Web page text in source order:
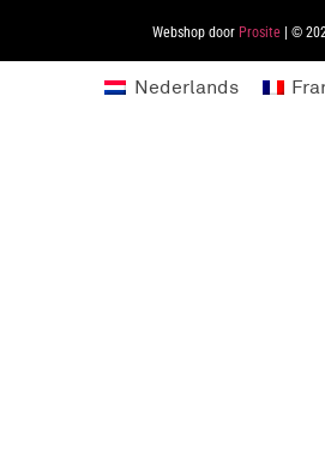
Webshop door Prosite| ©
Nederlands